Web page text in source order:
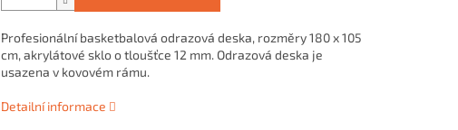
Profesionální basketbalová odrazová deska, rozměry 180 x 105
cm, akrylátové sklo o tloušťce 12 mm. Odrazová deska je
usazena v kovovém rámu.
Detailní informace